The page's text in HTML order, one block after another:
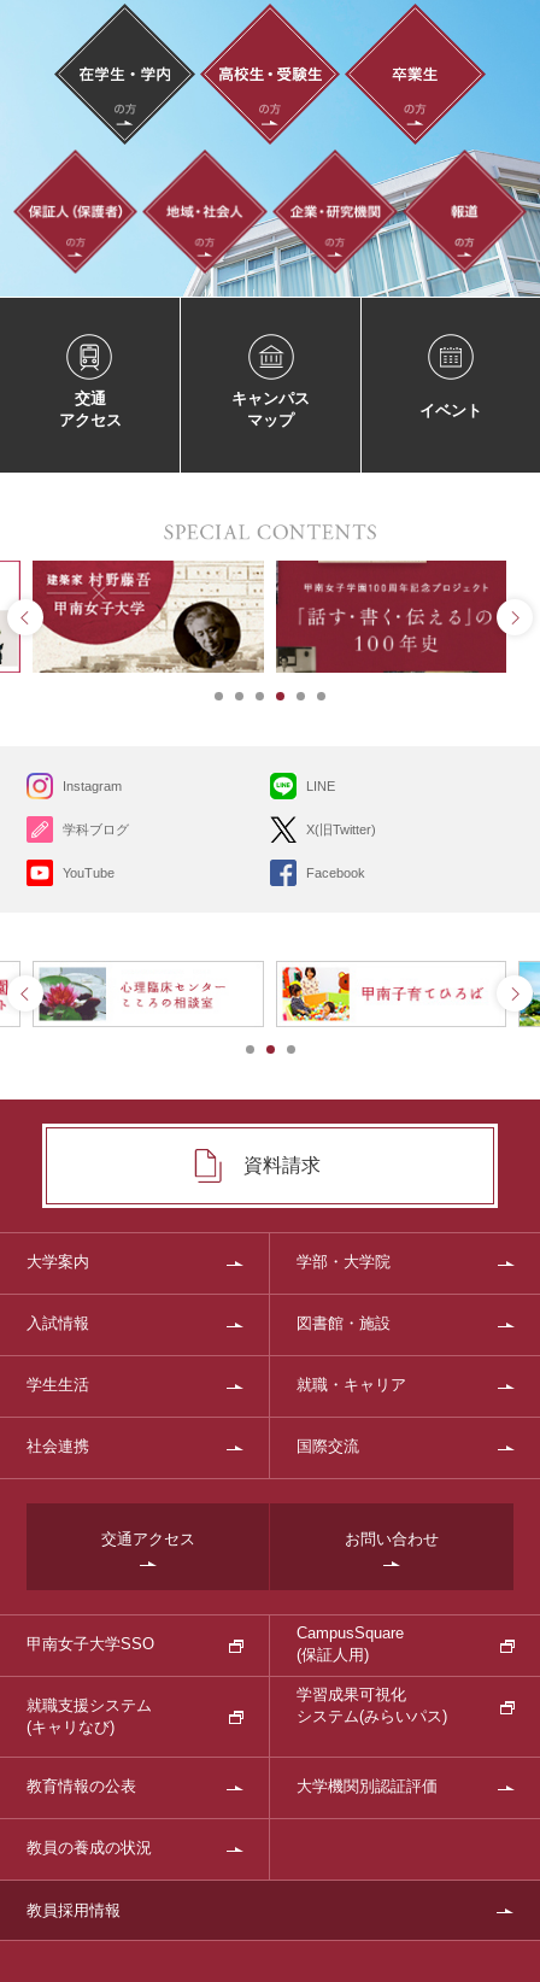
交通
アクセス
キャンパス
マップ
イベント
Instagram
学科ブログ
YouTube
LINE
X(旧Twitter)
Facebook
資料請求
大学案内 学部・大学院
入試情報 図書館・施設
学生生活 就職・キャリア
社会連携 国際交流
交通アクセス お問い合わせ
甲南女子大学SSO
CampusSquare
(保証人用)
就職支援システム
(キャリなび)
学習成果可視化
システム(みらいパス)
教育情報の公表 大学機関別認証評価
教員の養成の状況
教員採用情報